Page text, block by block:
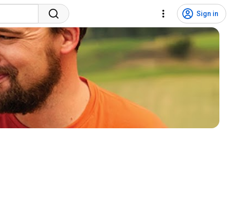
Sign in